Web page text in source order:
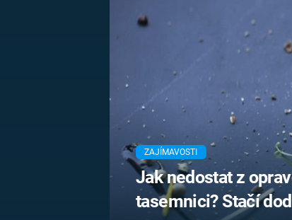
NAPOLEON
BONAPARTE
KRÁLOVSKÁ
RODINA
ZAJÍMAVOSTI
Jak nedostat z
tasemnici? Stačí